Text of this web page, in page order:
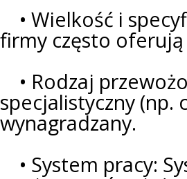
• Wielkość i
firmy często oferują
• Rodzaj
specjalistyczny (np.
wynagradzany.
• System pracy: